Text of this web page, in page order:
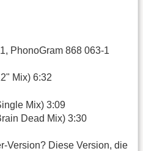
PhonoGram 868 063-1
Mix) 6:32
Mix) 3:09
Dead Mix) 3:30
Version? Diese Version, die